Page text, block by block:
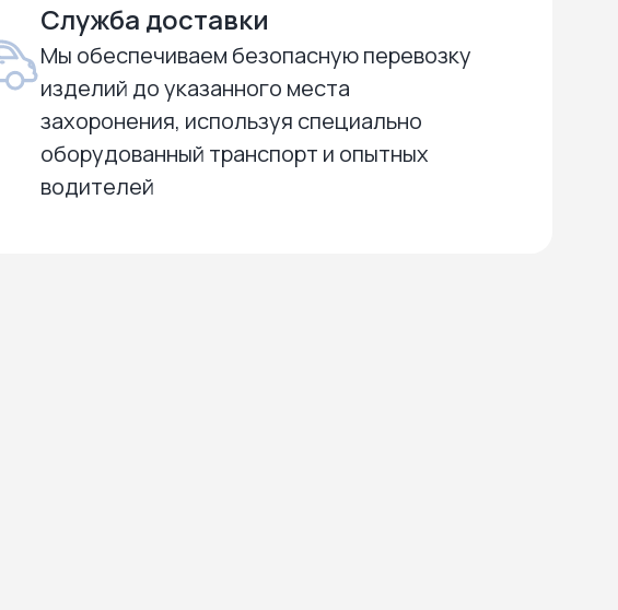
Служба доставки
Мы обеспечиваем безопасную перевозку
изделий до указанного места
захоронения, используя специально
оборудованный транспорт и опытных
водителей